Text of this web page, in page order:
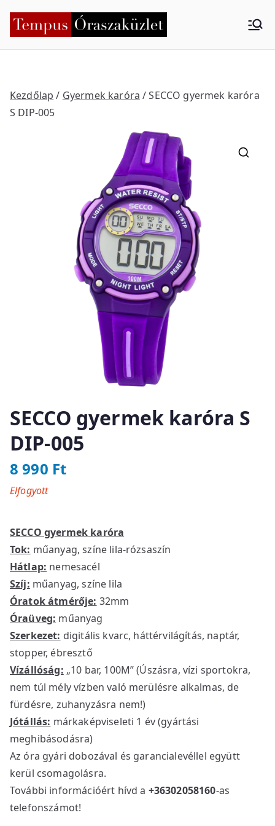
Tempus
küzlet
Kezdőlap / Gyermek karóra / SECCO gyermek karóra
S DIP-005
SECCO gyermek karóra S
DIP-005
8 990 Ft
SECCO gyermek karóra
Tok: műanyag, színe lila-rózsaszín
Hátlap: nemesacél
Szíj: műanyag, színe lila
Óratok átmérője: 32mm
Óraüveg: műanyag
Szerkezet: digitális kvarc, háttérvilágítás, naptár,
stopper, ébresztő
Vízállóság: „10 bar, 100M” (Úszásra, vízi sportokra,
nem túl mély vízben való merülésre alkalmas, de
fürdésre, zuhanyzásra nem!)
Jótállás: márkaképviseleti 1 év (gyártási
meghibásodásra)
Az óra gyári dobozával és garancialevéllel együtt
kerül csomagolásra.
További információért hívd a +36302058160-as
telefonszámot!
Elfogyott